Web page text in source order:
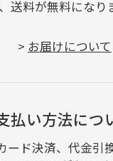
送料が無料になり
> お届けについて
払い方法につ
ード決済、代金引